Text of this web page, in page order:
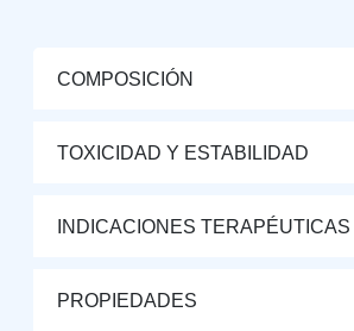
COMPOSICIÓN
TOXICIDAD Y ESTABILIDAD
INDICACIONES TERAPÉUTICAS
PROPIEDADES